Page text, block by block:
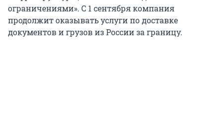
ограничениями». С 1 сентября компания
продолжит оказывать услуги по доставке
документов и грузов из России за границу.